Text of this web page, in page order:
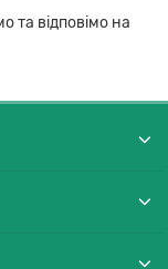
та відповімо на